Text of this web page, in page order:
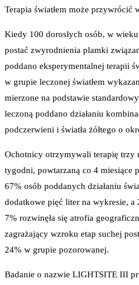
Terapia światłem może przywrócić
Kiedy 100 dorosłych osób, w
postać zwyrodnienia plamki
poddano eksperymentalnej terapii
w grupie leczonej światłem
mierzone na podstawie
leczoną poddano działaniu
podczerwieni i światła żółtego o
Ochotnicy otrzymywali terapię trzy
tygodni, powtarzaną co 4 miesiące
67% osób poddanych działaniu
dodatkowe pięć liter na wykresie, a
7% rozwinęła się atrofia
zagrażający wzroku etap suchej
24% w grupie pozorowanej.
Badanie o nazwie LIGHTSITE III